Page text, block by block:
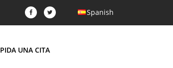
Spanish
PIDA UNA CITA